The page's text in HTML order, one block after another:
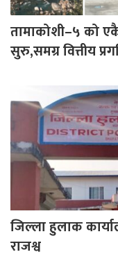
तामाकोशी–५ को
सुरु,समग्र वित्तीय
जिल्ला हुलाक
राजश्व